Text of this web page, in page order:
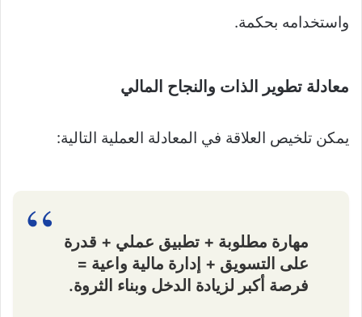
واستخدامه بحكمة.
معادلة تطوير الذات والنجاح المالي
يمكن تلخيص العلاقة في المعادلة العملية التالية:
مهارة مطلوبة + تطبيق عملي + قدرة
على التسويق + إدارة مالية واعية =
فرصة أكبر لزيادة الدخل وبناء الثروة.